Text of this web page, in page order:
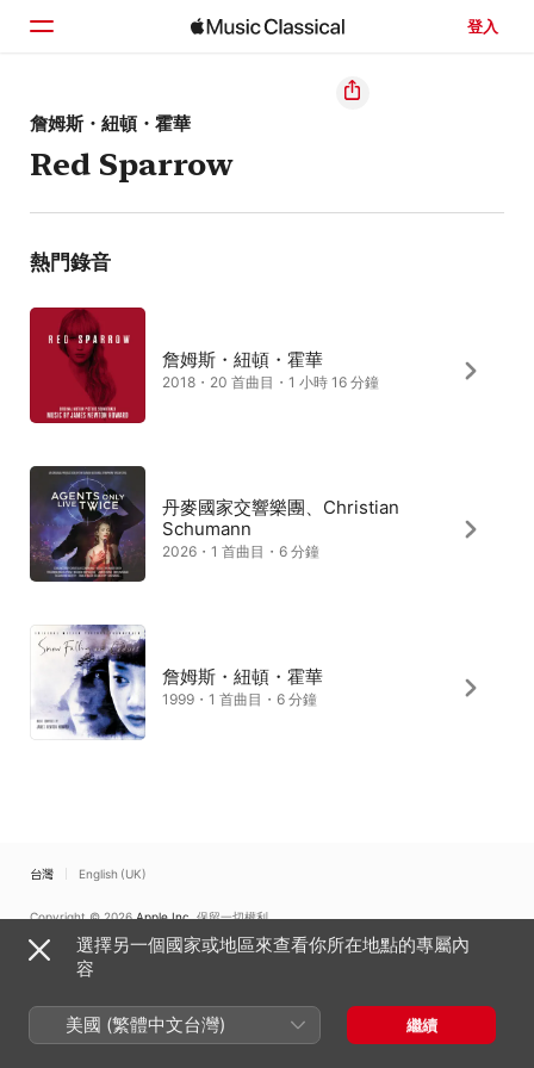
登入
首頁
瀏覽
搜尋
詹姆斯・紐頓・霍華
Red Sparrow
熱門錄音
詹姆斯・紐頓・霍華
2018・20 首曲目・1 小時 16 分鐘
丹麥國家交響樂團、Christian
Schumann
2026・1 首曲目・6 分鐘
詹姆斯・紐頓・霍華
1999・1 首曲目・6 分鐘
台灣 English (UK)
Copyright © 2026 Apple Inc. 保留一切權利。
網路服務條款
Apple Music 與隱私權 Cookie 警告 支援 意見回饋
選擇另一個國家或地區來查看你所在地點的專屬內
容
美國 (繁體中文台灣) 繼續